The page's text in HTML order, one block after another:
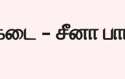
- சீனா